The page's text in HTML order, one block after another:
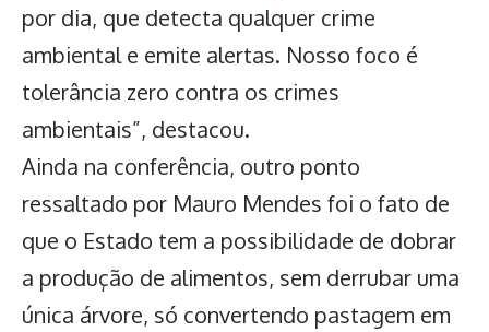
por dia, que detecta qualquer crime
ambiental e emite alertas. Nosso foco é
tolerância zero contra os crimes
ambientais”, destacou.
Ainda na conferência, outro ponto
ressaltado por Mauro Mendes foi o fato de
que o Estado tem a possibilidade de dobrar
a produção de alimentos, sem derrubar uma
única árvore, só convertendo pastagem em